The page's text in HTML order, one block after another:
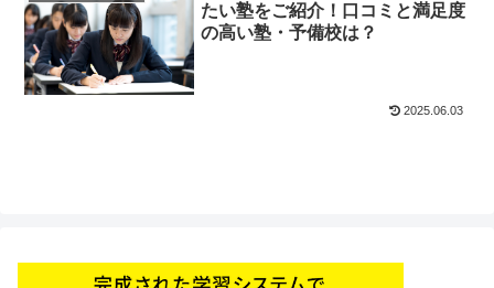
たい塾をご紹介！口コミと満足度
の高い塾・予備校は？
2025.06.03